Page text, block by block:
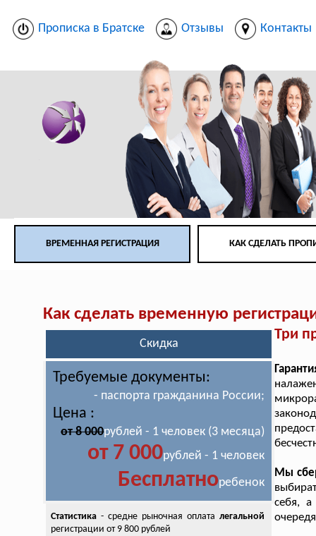
Прописка в Братске Отзывы Контакты
ВРЕМЕННАЯ РЕГИСТРАЦИЯ КАК СДЕЛАТЬ
Как сделать временную
Скидка
Требуемые документы:
- паспорта гражданина России;
Цена :
от 8 000рублей - 1 человек (3 месяца)
от 7 000рублей - 1 человек
Бесплатноребенок
Статистика- средне рыночная оплаталегальной
регистрации от 9 800 рублей
Три
Мы
себя,